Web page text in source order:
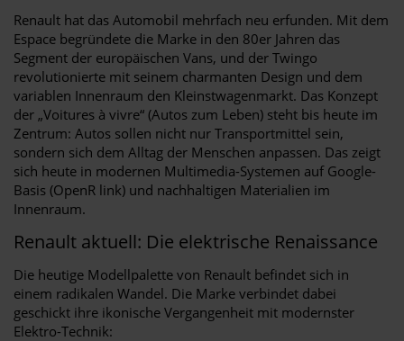
Renault hat das Automobil mehrfach neu erfunden. Mit dem
Espace begründete die Marke in den 80er Jahren das
Segment der europäischen Vans, und der Twingo
revolutionierte mit seinem charmanten Design und dem
variablen Innenraum den Kleinstwagenmarkt. Das Konzept
der „Voitures à vivre“ (Autos zum Leben) steht bis heute im
Zentrum: Autos sollen nicht nur Transportmittel sein,
sondern sich dem Alltag der Menschen anpassen. Das zeigt
sich heute in modernen Multimedia-Systemen auf Google-
Basis (OpenR link) und nachhaltigen Materialien im
Innenraum.
Renault aktuell: Die elektrische Renaissance
Die heutige Modellpalette von Renault befindet sich in
einem radikalen Wandel. Die Marke verbindet dabei
geschickt ihre ikonische Vergangenheit mit modernster
Elektro-Technik: